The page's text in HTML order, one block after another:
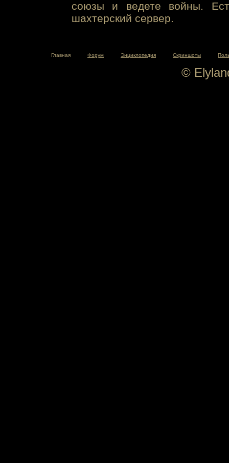
союзы и ведете войны.
шахтерский сервер.
Главная Форум Энциклопедия Скриншоты
©